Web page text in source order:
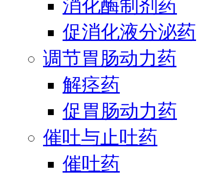
消化酶制剂药
促消化液分泌药
调节胃肠动力药
解痉药
促胃肠动力药
催吐与止吐药
催吐药